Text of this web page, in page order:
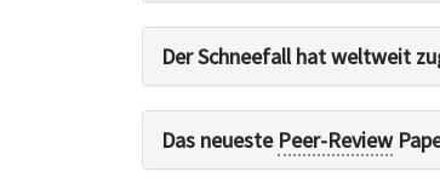
Der Schneefall hat weltweit
Das neueste Peer-Review